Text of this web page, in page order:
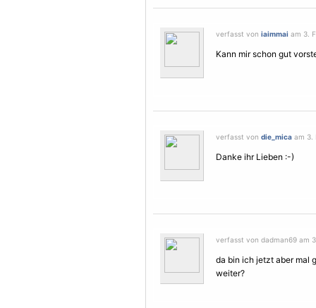
verfasst von iaimmai am 3.
Kann mir schon gut
verfasst von die_mica am 3.
Danke ihr Lieben :-)
verfasst von dadman69 am
da bin ich jetzt aber mal
weiter?